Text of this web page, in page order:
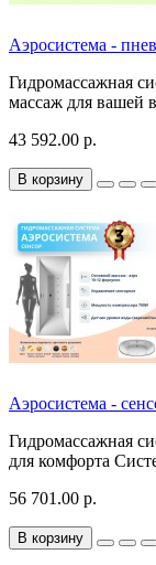
Аэросистема -
Гидромассажная
массаж для вашей
43 592.00 р.
В корзину
Аэросистема -
Гидромассажная
для комфорта
56 701.00 р.
В корзину